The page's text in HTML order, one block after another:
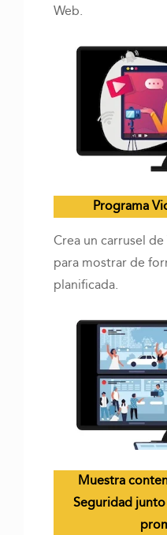
Web.
Programa
Crea un carrusel
para mostrar de
planificada.
Muestra
Seguridad